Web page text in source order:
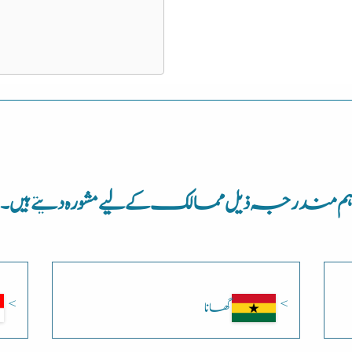
ہم مندرجہ ذیل ممالک کے لیے مشورہ دیتے ہیں۔
گھانا